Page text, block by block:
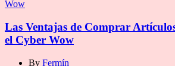
Las Ventajas de Comprar
el Cyber Wow
By Fermín